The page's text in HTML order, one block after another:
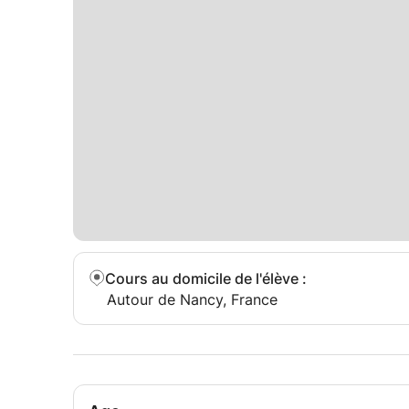
Cours au domicile de l'élève :
Autour de Nancy, France